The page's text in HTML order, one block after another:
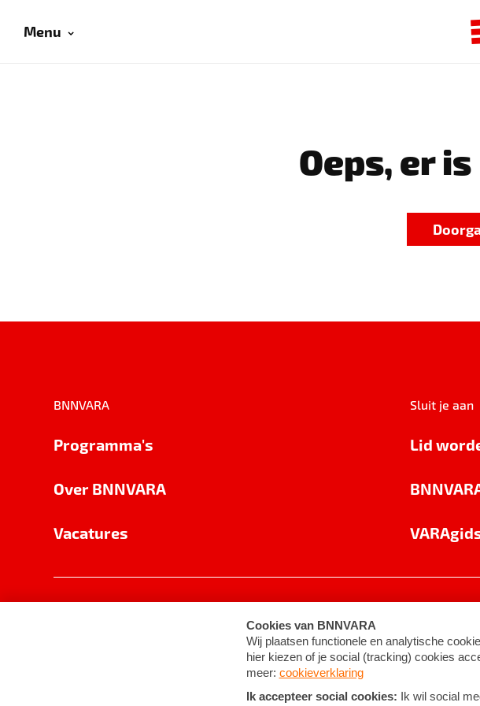
Menu
Oeps, er
BNNVARA
Programma's
Over BNNVARA
Vacatures
Sluit je aan
Lid
Cookie-instellingen Algemene voorwaarden ©